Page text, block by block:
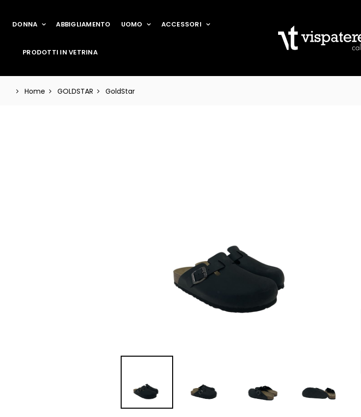
DONNA ABBIGLIAMENTO UOMO ACCESSORI
PRODOTTI IN VETRINA
Home GOLDSTAR GoldStar